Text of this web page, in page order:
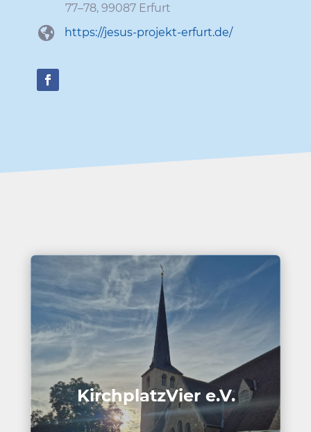
77–78, 99087 Erfurt
 https://​jesus​-projekt​-erfurt​.de/
Kirch­platz­Vier e.V.